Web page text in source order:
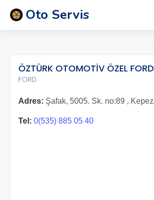
Oto Servis
ÖZTÜRK OTOMOTİV ÖZEL
FORD
Adres: Şafak, 5005. Sk. no:89 ,
Tel: 0(535) 885 05 40